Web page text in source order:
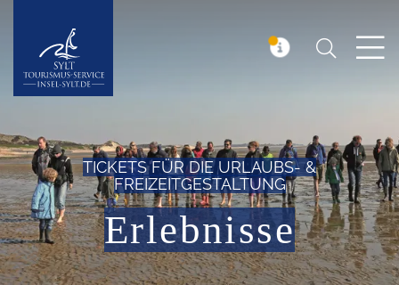
Insel Sylt Suchen
TICKETS FÜR DIE URLAUBS- &
FREIZEITGESTALTUNG
Erlebnisse